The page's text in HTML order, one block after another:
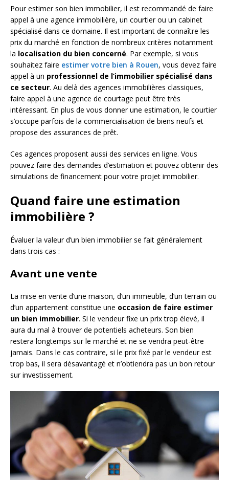
Pour estimer son bien immobilier, il est recommandé de faire
appel à une agence immobilière, un courtier ou un cabinet
spécialisé dans ce domaine. Il est important de connaître les
prix du marché en fonction de nombreux critères notamment
la localisation du bien concerné. Par exemple, si vous
souhaitez faire estimer votre bien à Rouen, vous devez faire
appel à un professionnel de l’immobilier spécialisé dans
ce secteur. Au delà des agences immobilières classiques,
faire appel à une agence de courtage peut être très
intéressant. En plus de vous donner une estimation, le courtier
s’occupe parfois de la commercialisation de biens neufs et
propose des assurances de prêt.
Ces agences proposent aussi des services en ligne. Vous
pouvez faire des demandes d’estimation et pouvez obtenir des
simulations de financement pour votre projet immobilier.
Quand faire une estimation
immobilière ?
Évaluer la valeur d’un bien immobilier se fait généralement
dans trois cas :
Avant une vente
La mise en vente d’une maison, d’un immeuble, d’un terrain ou
d’un appartement constitue une occasion de faire estimer
un bien immobilier. Si le vendeur fixe un prix trop élevé, il
aura du mal à trouver de potentiels acheteurs. Son bien
restera longtemps sur le marché et ne se vendra peut-être
jamais. Dans le cas contraire, si le prix fixé par le vendeur est
trop bas, il sera désavantagé et n’obtiendra pas un bon retour
sur investissement.